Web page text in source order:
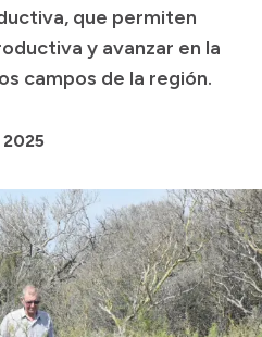
que permiten
y avanzar en la
campos de la región.